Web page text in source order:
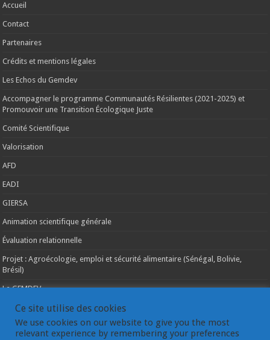
Accueil
Contact
Partenaires
Crédits et mentions légales
Les Echos du Gemdev
Accompagner le programme Communautés Résilientes (2021-2025) et
Promouvoir une Transition Écologique Juste
Comité Scientifique
Valorisation
AFD
EADI
GIERSA
Animation scientifique générale
Évaluation relationnelle
Projet : Agroécologie, emploi et sécurité alimentaire (Sénégal, Bolivie,
Brésil)
Le GEMDEV
La pluridisciplinarité
La coopération internationale
Ce site utilise des cookies
We use cookies on our website to give you the most
relevant experience by remembering your preferences